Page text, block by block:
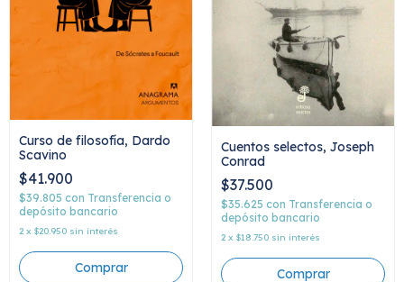
Curso de filosofía, Dardo
Scavino
$41.900
$39.805 con Transferencia o
depósito bancario
2 x $20.950 sin interés
Cuentos selectos, Joseph
Conrad
$37.500
$35.625 con Transferencia o
depósito bancario
2 x $18.750 sin interés